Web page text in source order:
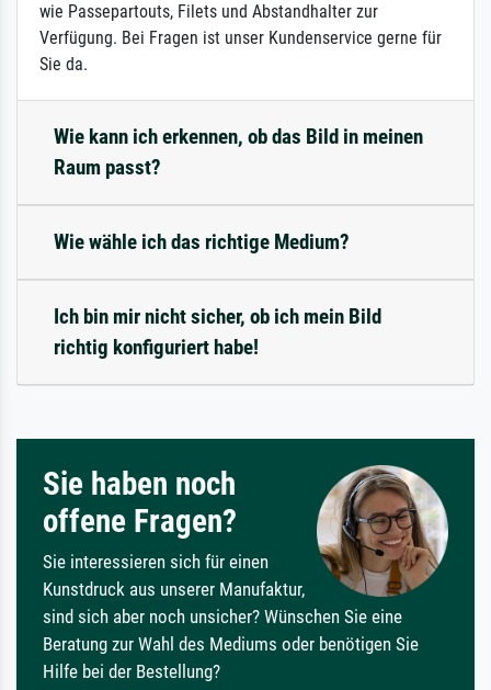
wie Passepartouts, Filets und Abstandhalter zur
Verfügung. Bei Fragen ist unser Kundenservice gerne für
Sie da.
Wie kann ich erkennen, ob das Bild in meinen
Raum passt?
Wie wähle ich das richtige Medium?
Ich bin mir nicht sicher, ob ich mein Bild
richtig konfiguriert habe!
Sie haben noch
offene Fragen?
Sie interessieren sich für einen
Kunstdruck aus unserer Manufaktur,
sind sich aber noch unsicher? Wünschen Sie eine
Beratung zur Wahl des Mediums oder benötigen Sie
Hilfe bei der Bestellung?